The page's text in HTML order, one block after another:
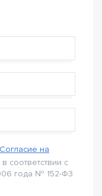
Согласие на
в соответствии с
года № 152-Ф3